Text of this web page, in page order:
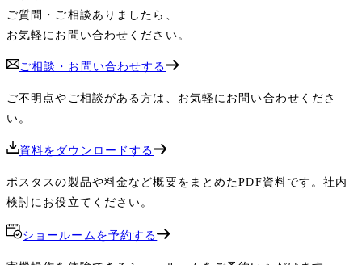
ご質問・ご相談ありましたら、
お気軽にお問い合わせください。
ご相談・お問い合わせする
ご不明点やご相談がある方は、お気軽にお問い合わせくださ
い。
資料をダウンロードする
ポスタスの製品や料金など概要をまとめたPDF資料です。社内
検討にお役立てください。
ショールームを予約する